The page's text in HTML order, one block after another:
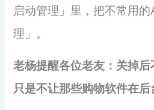
启动管理」里，把不常用
理」。
老杨提醒各位老友：关掉后
只是不让那些购物软件在后